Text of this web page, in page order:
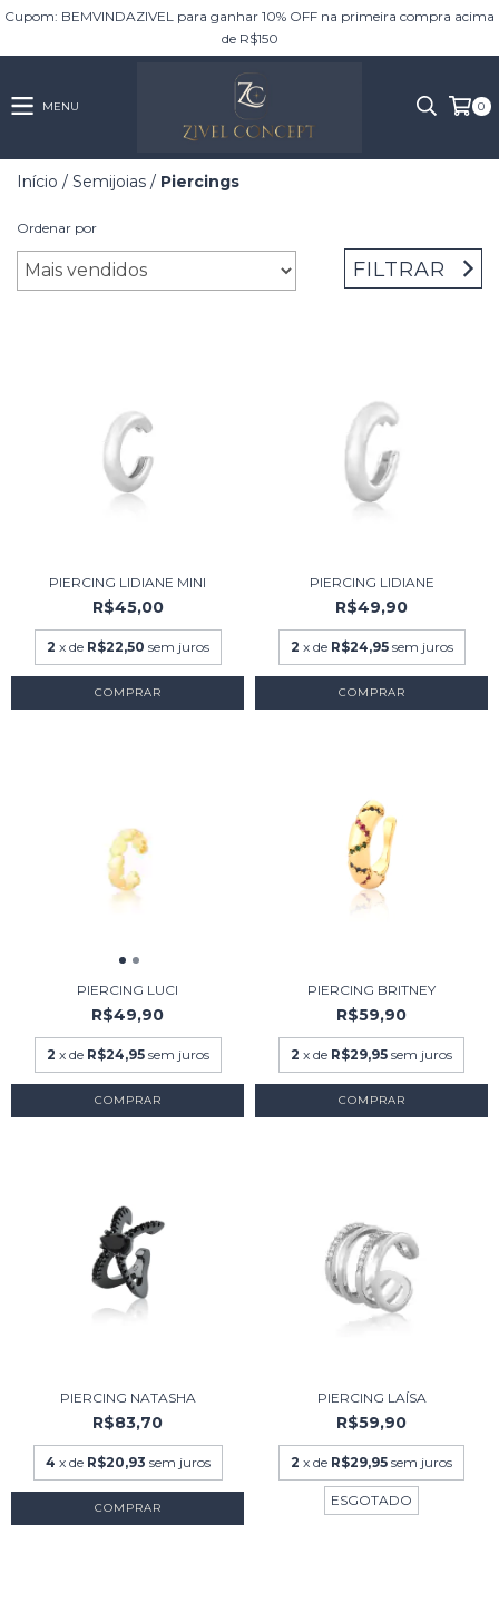
Cupom: BEMVINDAZIVEL para ganhar 10% OFF na primeira compra acima
de R$150
MENU 0
Início / Semijoias / Piercings
Ordenar por
FILTRAR
PIERCING LIDIANE MINI
R$45,00
2 x de R$22,50 sem juros
COMPRAR
PIERCING LIDIANE
R$49,90
2 x de R$24,95 sem juros
COMPRAR
PIERCING LUCI
R$49,90
2 x de R$24,95 sem juros
COMPRAR
PIERCING BRITNEY
R$59,90
2 x de R$29,95 sem juros
COMPRAR
PIERCING NATASHA
R$83,70
4 x de R$20,93 sem juros
COMPRAR
PIERCING LAÍSA
R$59,90
2 x de R$29,95 sem juros
ESGOTADO